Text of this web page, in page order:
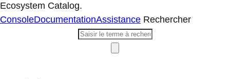
Ecosystem Catalog.
ConsoleDocumentationAssistance Rechercher